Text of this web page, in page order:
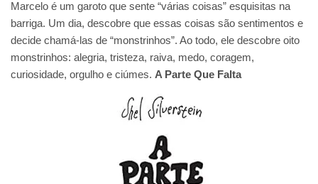
Marcelo é um garoto que sente “várias coisas” esquisitas na
barriga. Um dia, descobre que essas coisas são sentimentos e
decide chamá-las de “monstrinhos”. Ao todo, ele descobre oito
monstrinhos: alegria, tristeza, raiva, medo, coragem,
curiosidade, orgulho e ciúmes. A Parte Que Falta